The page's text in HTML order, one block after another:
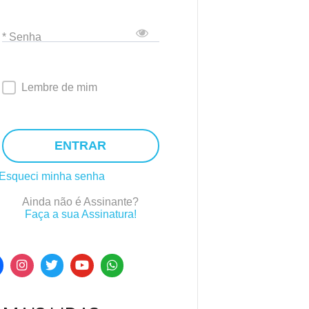
* Senha
Lembre de mim
ENTRAR
Esqueci minha senha
Ainda não é Assinante?
Faça a sua Assinatura!